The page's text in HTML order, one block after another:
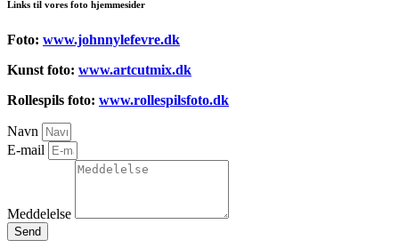
Links til vores foto hjemmesider
Foto: www.johnnylefevre.dk
Kunst foto: www.artcutmix.dk
Rollespils foto: www.rollespilsfoto.dk
Navn
E-mail
Meddelelse
Send